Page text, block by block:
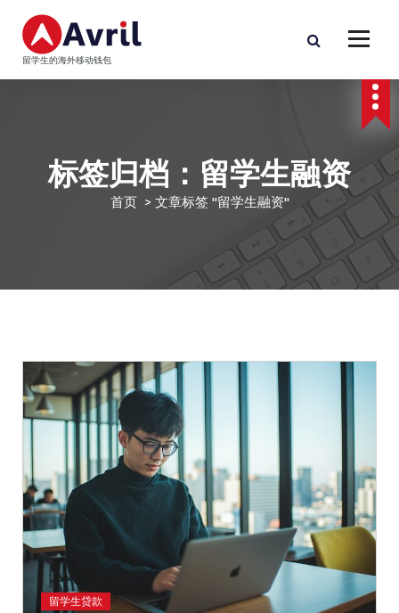
留学生的海外移动钱包
标签归档：留学生融资
首页> 文章标签 "留学生融资"
留学生贷款